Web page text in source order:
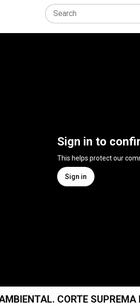
Sign in to
This helps protect our
Sign in
CORTE SUPREMA